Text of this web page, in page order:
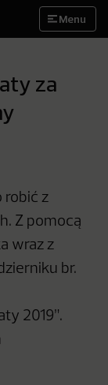
Menu
za
robić z
Z pomocą
wraz z
br.
2019”.